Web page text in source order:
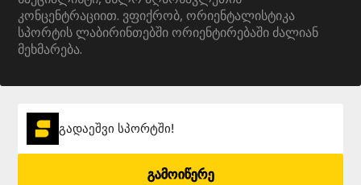
კონცენტრაციით. ვფიქრობ, ორიენტალისტიკა
სპორტის ლაბირინთებში ორიენტირებაში ძალიან
მეხმარება.
გადაეშვი სპორტში!
გამოიწერე